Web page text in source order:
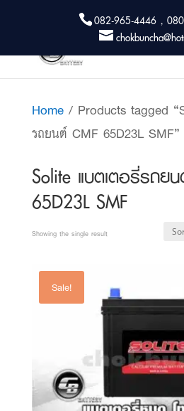
082-965-4446 ,
Home/ Products tagged
รถยนต์ CMF 65D23L SMF”
Solite แบตเตอรี่รถย
65D23L SMF
Showing the single result
Sale!